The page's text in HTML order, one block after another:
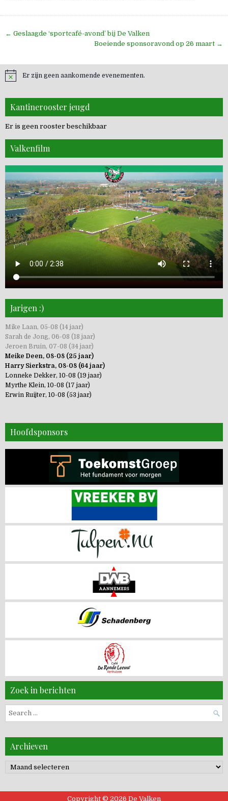
Bericht
← Geslaagde ‘sportcafé-avond’ bij De Valken
Boeiende sponsoravond op 26 maart →
Er zijn geen aankomende evenementen.
Kantinerooster jeugd
Er is geen rooster beschikbaar
Valkenfilm
Jarigen :)
Mike Laan, 05-08 (14 jaar)
Sarah de Jong, 06-08 (18 jaar)
Jeroen Bruin, 07-08 (34 jaar)
Meike Deen, 08-08 (25 jaar)
Harry Sierkstra, 08-08 (64 jaar)
Lonneke Dekker, 10-08 (19 jaar)
Myrthe Klein, 10-08 (17 jaar)
Erwin Ruijter, 10-08 (53 jaar)
Hoofdsponsors
Zoek in berichten
Search
for:
Archieven
Archieven
Copyright © 2026 De Valken